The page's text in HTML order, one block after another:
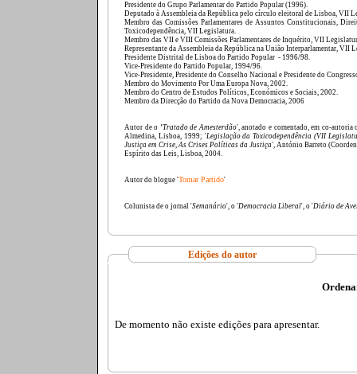
Presidente do Grupo Parlamentar do Partido Popular (1996).
Deputado à Assembleia da República pelo círculo eleitoral de Lisboa, VII
Membro das Comissões Parlamentares de Assuntos Constitucionais,
Toxicodependência, VII Legislatura.
Membro das VII e VIII Comissões Parlamentares de Inquérito, VII
Representante da Assembleia da República na União Interparlamentar, VII
Presidente Distrital de Lisboa do Partido Popular - 1996/98.
Vice-Presidente do Partido Popular, 1994/96.
Vice-Presidente, Presidente do Conselho Nacional e Presidente do
Membro do Movimento Por Uma Europa Nova, 2002.
Membro do Centro de Estudos Políticos, Económicos e Sociais, 2002.
Membro da Direcção do Partido da Nova Democracia, 2006
Autor de o 'Tratado de Amesterdão', anotado e comentado, em co-
Almedina, Lisboa, 1999; 'Legislação da Toxicodependência (VII
Justiça em Crise, As Crises Políticas da Justiça', António Barreto
Espírito das Leis, Lisboa, 2004.
Autor do blogue 'Tomar Partido'
Colunista de o jornal 'Semanário', o 'Democracia Liberal', o 'Diário de
Edições do autor
De momento não existe edições para apresentar.